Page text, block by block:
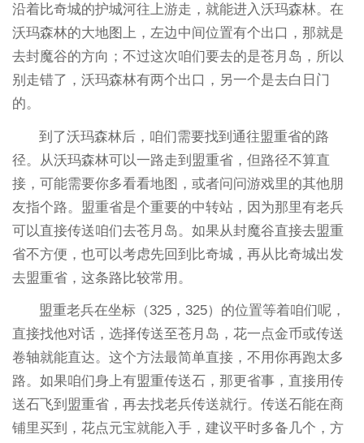
沿着比奇城的护城河往上游走，就能进入沃玛森林。在
沃玛森林的大地图上，左边中间位置有个出口，那就是
去封魔谷的方向；不过这次咱们要去的是苍月岛，所以
别走错了，沃玛森林有两个出口，另一个是去白日门
的。
到了沃玛森林后，咱们需要找到通往盟重省的路
径。从沃玛森林可以一路走到盟重省，但路径不算直
接，可能需要你多看看地图，或者问问游戏里的其他朋
友指个路。盟重省是个重要的中转站，因为那里有老兵
可以直接传送咱们去苍月岛。如果从封魔谷直接去盟重
省不方便，也可以考虑先回到比奇城，再从比奇城出发
去盟重省，这条路比较常用。
盟重老兵在坐标（325，325）的位置等着咱们呢，
直接找他对话，选择传送至苍月岛，花一点金币或传送
卷轴就能直达。这个方法最简单直接，不用你再跑太多
路。如果咱们身上有盟重传送石，那更省事，直接用传
送石飞到盟重省，再去找老兵传送就行。传送石能在商
铺里买到，花点元宝就能入手，建议平时多备几个，方